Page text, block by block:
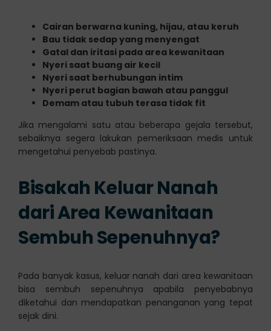
Cairan berwarna kuning, hijau, atau keruh
Bau tidak sedap yang menyengat
Gatal dan iritasi pada area kewanitaan
Nyeri saat buang air kecil
Nyeri saat berhubungan intim
Nyeri perut bagian bawah atau panggul
Demam atau tubuh terasa tidak fit
Jika mengalami satu atau beberapa gejala tersebut,
sebaiknya segera lakukan pemeriksaan medis untuk
mengetahui penyebab pastinya.
Bisakah Keluar Nanah
dari Area Kewanitaan
Sembuh Sepenuhnya?
Pada banyak kasus, keluar nanah dari area kewanitaan
bisa sembuh sepenuhnya apabila penyebabnya
diketahui dan mendapatkan penanganan yang tepat
sejak dini.